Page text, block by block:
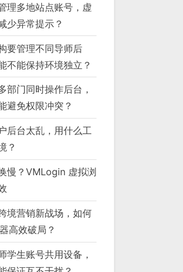
理多地站点账号，虚
少异常提示？
要管理不同导师后
不能保持环境独立？
部门同时操作后台，
避免权限冲突？
后台太乱，用什么工
？
慢？VMLogin 虚拟浏
境营销新战场，如何
高效破局？
学生账号共用设备，